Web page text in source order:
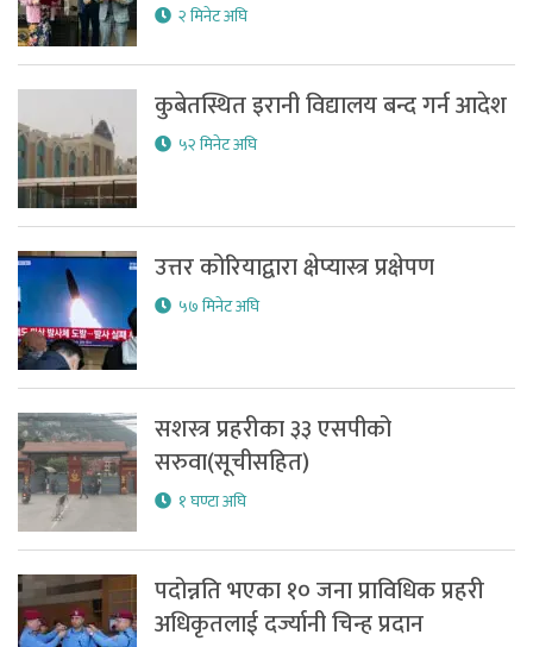
२ मिनेट अघि
कुबेतस्थित इरानी विद्यालय बन्द गर्न आदेश
५२ मिनेट अघि
उत्तर कोरियाद्वारा क्षेप्यास्त्र प्रक्षेपण
५७ मिनेट अघि
सशस्त्र प्रहरीका ३३ एसपीको
सरुवा(सूचीसहित)
१ घण्टा अघि
पदोन्नति भएका १० जना प्राविधिक प्रहरी
अधिकृतलाई दर्ज्यानी चिन्ह प्रदान